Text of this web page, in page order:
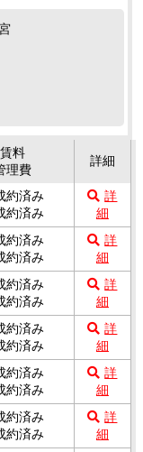
賃料
理費
詳細
約済み
約済み
詳
細
約済み
約済み
詳
細
約済み
約済み
詳
細
約済み
約済み
詳
細
約済み
約済み
詳
細
約済み
約済み
詳
細